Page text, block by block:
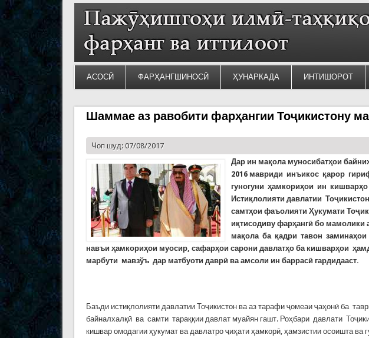
АСОСӢ ФАРҲАНГШИНОСӢ ҲУНАРКАДА ИНТИШОРОТ
Шаммае аз равобити фарҳангии Тоҷикистону
Чоп шуд: 07/08/2017
Дар ин мақола муносибатҳои
2016 мавриди инъикос қарор
гуногуни ҳамкориҳои ин
Истиқлолияти давлатии
самтҳои фаъолияти Ҳукумати
иқтисодиву фарҳангӣ бо
мақола ба қадри тавон
навъи ҳамкориҳои муосир, сафарҳои сарони давлатҳо ба кишварҳои
марбути мавзўъ дар матбуоти даврӣ ва амсоли ин баррасӣ гардидааст.
Баъди истиқлолияти давлатии Тоҷикистон ва аз тарафи ҷомеаи ҷаҳонӣ ба
байналхалқӣ ва самти тараққии давлат муайян гашт. Роҳбари давлати
кишвар омодагии ҳукумат ва давлатро ҷиҳати ҳамкорӣ, ҳамзистии осоишта